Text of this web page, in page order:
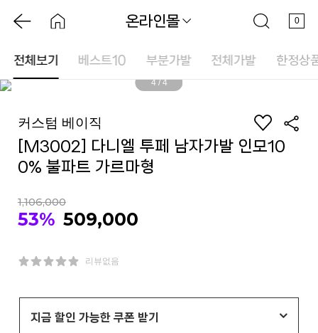
0
온라인몰
전체보기 베스트10 부분가발 전체가발 한정상
4/4
커스텀 베이직
[M3002] 다니엘 투페 남자가발 인모10
0% 불파트 가르마형
1,106,000
53% 509,000
리뷰없음
지금 할인 가능한 쿠폰 받기